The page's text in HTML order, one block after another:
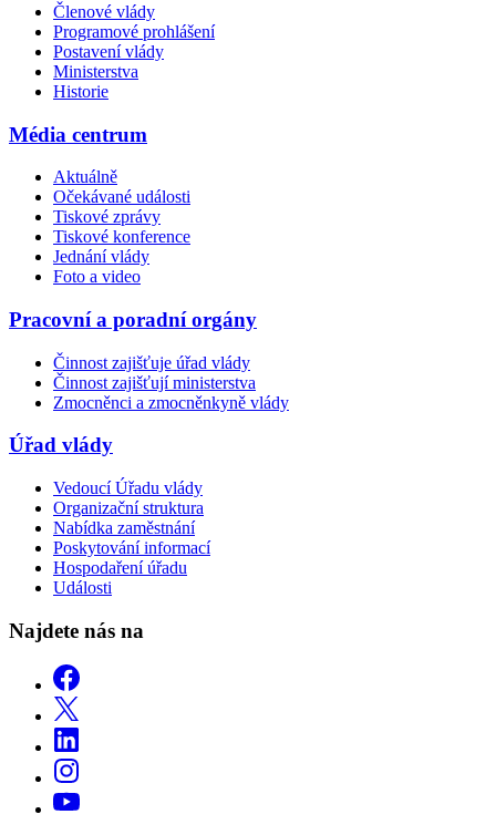
Členové vlády
Programové prohlášení
Postavení vlády
Ministerstva
Historie
Média centrum
Aktuálně
Očekávané události
Tiskové zprávy
Tiskové konference
Jednání vlády
Foto a video
Pracovní a poradní orgány
Činnost zajišťuje úřad vlády
Činnost zajišťují ministerstva
Zmocněnci a zmocněnkyně vlády
Úřad vlády
Vedoucí Úřadu vlády
Organizační struktura
Nabídka zaměstnání
Poskytování informací
Hospodaření úřadu
Události
Najdete nás na